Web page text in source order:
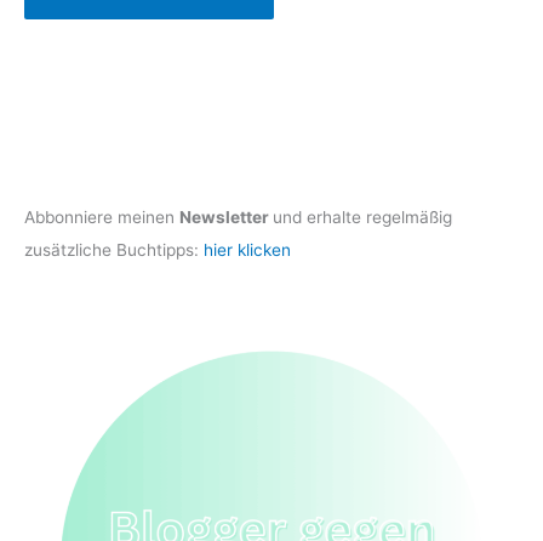
Abbonniere meinen Newsletter und erhalte regelmäßig
zusätzliche Buchtipps: hier klicken